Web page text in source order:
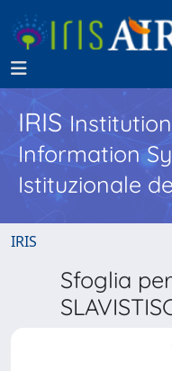
IRIS
Information
Istituzionale
IRIS
Sfoglia